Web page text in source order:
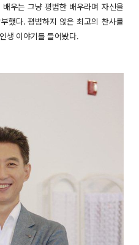
우는 그냥 평범한 배우라며 자신을
했다. 평범하지 않은 최고의 찬사를
생 이야기를 들어봤다.